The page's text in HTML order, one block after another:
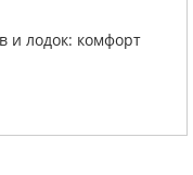
и лодок: комфорт